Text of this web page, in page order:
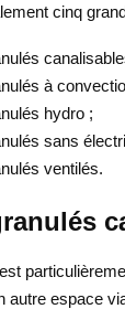
cinq
à
hydro ;
sans
ventilés.
autre espace